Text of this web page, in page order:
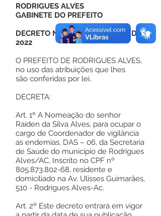
RODRIGUES ALVES
GABINETE DO PREFEITO
DECRETO Nº 70, DE 02 DE MAIO DE
2022
O PREFEITO DE RODRIGUES ALVES,
no uso das atribuições que lhes
são conferidas por lei,
DECRETA:
Art. 1º A Nomeação do senhor
Raiden da Silva Alves, para ocupar o
cargo de Coordenador de vigilância
as endemias, DAS – 06, da Secretaria
de Saúde do município de Rodrigues
Alves/AC, Inscrito no CPF nº
805.873.802-68, residente e
domiciliado na Av. Ulisses Guimarães,
510 - Rodrigues Alves-Ac.
Art. 2º Este decreto entrará em vigor